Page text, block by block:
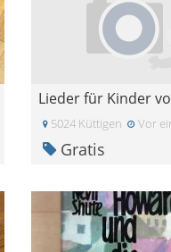
5024 Küttigen Vor
Gratis